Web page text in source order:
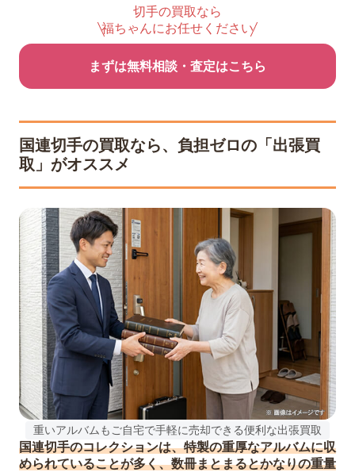
切手の買取なら
福ちゃんにお任せください
まずは無料相談・査定はこちら
国連切手の買取なら、負担ゼロの「出張買
取」がオススメ
重いアルバムもご自宅で手軽に売却できる便利な出張買取
国連切手のコレクションは、特製の重厚なアルバムに収
められていることが多く、数冊まとまるとかなりの重量